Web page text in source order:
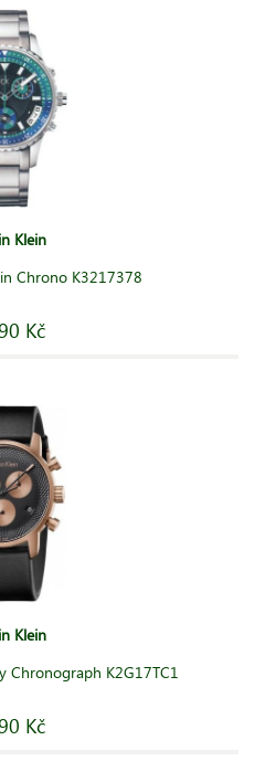
Klein
Chrono K3217378
Kč
Klein
Chronograph K2G17TC1
Kč